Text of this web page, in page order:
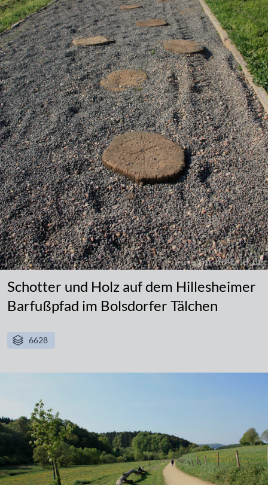
Schotter und Holz auf dem Hillesheimer
Barfußpfad im Bolsdorfer Tälchen
6628